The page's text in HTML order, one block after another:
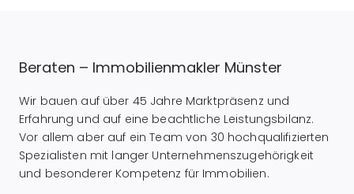
Beraten – Immobilienmakler Münster
Wir bauen auf über 45 Jahre Marktpräsenz und
Erfahrung und auf eine beachtliche Leistungsbilanz.
Vor allem aber auf ein Team von 30 hochqualifizierten
Spezialisten mit langer Unternehmenszugehörigkeit
und besonderer Kompetenz für Immobilien.